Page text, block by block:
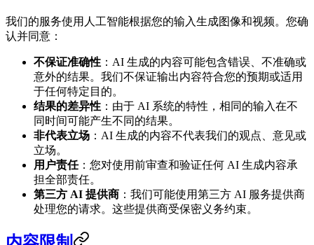
我们的服务使用人工智能根据您的输入生成图像和视频。您确
认并同意：
不保证准确性 ：AI 生成的内容可能包含错误、不准确或
意外的结果。我们不保证输出内容符合您的预期或适用
于任何特定目的。
结果的差异性 ：由于 AI 系统的特性，相同的输入在不
同时间可能产生不同的结果。
非代表立场 ：AI 生成的内容不代表我们的观点、意见或
立场。
用户责任：您对使用前审查和验证任何 AI 生成内容承
担全部责任。
第三方 AI 提供商 ：我们可能使用第三方 AI 服务提供商
处理您的请求。这些提供商受保密义务约束。